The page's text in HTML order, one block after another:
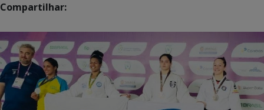
Compartilhar: